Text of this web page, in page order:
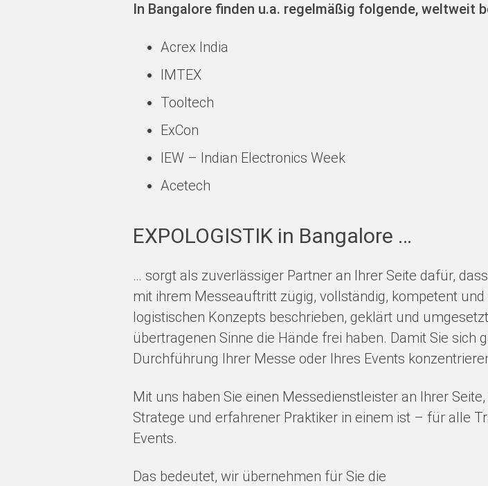
In Bangalore finden u.a. regelmäßig folgende, weltweit
Acrex India
IMTEX
Tooltech
ExCon
IEW – Indian Electronics Week
Acetech
EXPOLOGISTIK in Bangalore …
… sorgt als zuverlässiger Partner an Ihrer Seite dafür,
mit ihrem Messeauftritt zügig, vollständig, kompetent
logistischen Konzepts beschrieben, geklärt und
übertragenen Sinne die Hände frei haben. Damit Sie
Durchführung Ihrer Messe oder Ihres Events
Mit uns haben Sie einen Messedienstleister an Ihrer
Stratege und erfahrener Praktiker in einem ist – für alle
Events.
Das bedeutet, wir übernehmen für Sie die